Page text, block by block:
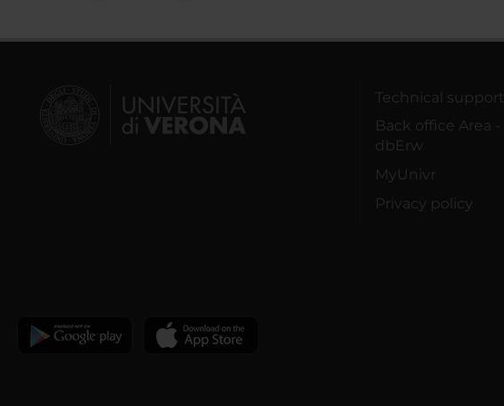
Technical support
Back office Area -
dbErw
MyUnivr
Privacy policy